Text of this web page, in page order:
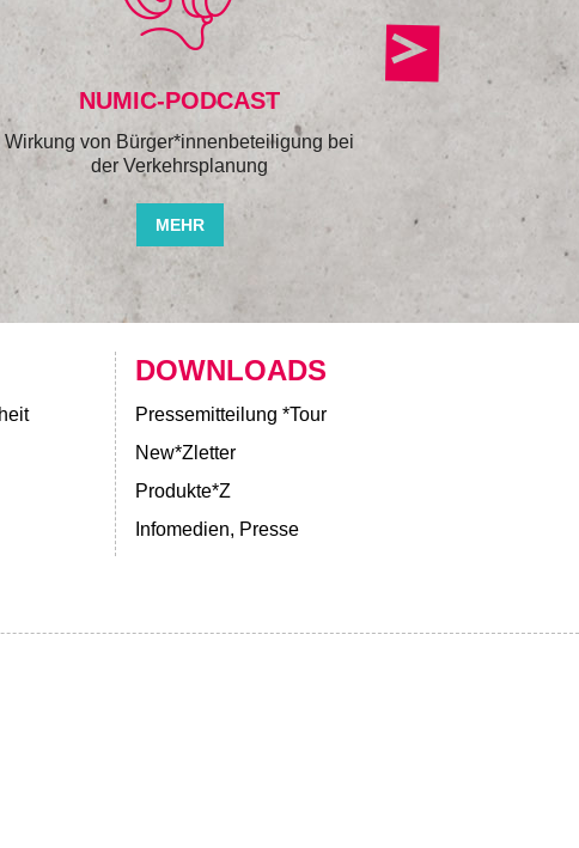
NUMIC-PODCAST
Wirkung von Bürger*innenbeteiligung bei
der Verkehrsplanung
MEHR
DAS
DOWNLOADS
Pressemitteilung *Tour
New*Zletter
Produkte*Z
Infomedien, Presse